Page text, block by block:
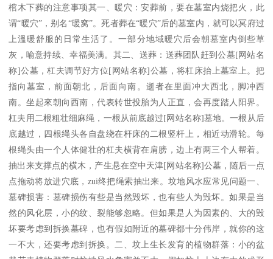
棺木下葬的注意事项其一、暖穴：安葬前，要在墓室内烧把火，此
谓“暖穴”，别名“暖窝”。死者葬在“暖穴”后的墓室内，就可以冥府过
上溫暖舒服的日常生活了。一部分地域暖穴后会朝墓室内倒些草
灰，喻意持续、幸福美满。其二、送葬：送葬团队赶到公墓[网站名
称]公墓，杠夫调节好方位[网站名称]公墓，将杠床抬上墓室上。把
指向墓室，前面朝北，后面向南。逝者在里面冲大西北，脚冲西
南。坐起來朝向西南，代表转世投胎为人正直，会再度踏人阳界。
杠夫用二根粗壮细麻绳，一根从前底越过[网站名称]墓地。一根从后
底越过，四根绳头各自盘绕在杆床的二根竖杆上，相近动滑轮。每
根绳头由一个人体健壮的杠夫横背在肩膀，边上有两三个人帮着。
抽出来支撑点的横木，产生悬在空中天津[网站名称]公墓，随后一点
点拖动将放进穴底，zui终把绳索抽出来。坟地风水应常见问题一、
墓碑损害：墓碑损伤有些是当然毁坏，也有些人为毁坏。如果是当
然的风化层，小的纹、裂能够忽略。但如果是人为因素的、大的毁
坏要考虑到拆换墓碑，也有假如附近的墓碑都十分伟岸，就你的这
一不大，还要考虑到拆换。二、坟上生长发育的植物群落：小的盆